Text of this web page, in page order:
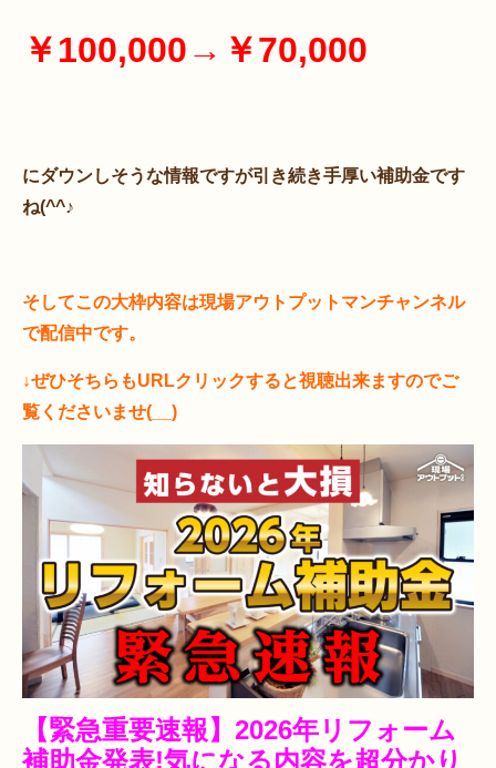
￥100,000→￥70,000
にダウンしそうな情報ですが引き続き手厚い補助金です
ね(^^♪
そしてこの大枠内容は現場アウトプットマンチャンネル
で配信中です。
↓ぜひそちらもURLクリックすると視聴出来ますのでご
覧くださいませ(__)
【緊急重要速報】2026年リフォーム
補助金発表!気になる内容を超分かり